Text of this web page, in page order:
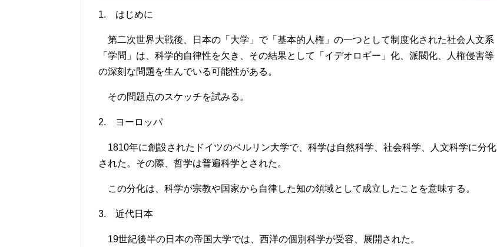
1. はじめに
第二次世界大戦後、日本の「大学」で「基本的人権」の一つとして制度化された社会人文系
「学問」は、科学的自律性を欠き、その結果として「イデオロギー」化、派閥化、人権侵害等
の深刻な問題を生んでいる可能性がある。
その問題点のスケッチを試みる。
2. ヨーロッパ
1810年に創設されたドイツのベルリン大学で、科学は自然科学、社会科学、人文科学に分化
された。その際、哲学は普遍科学とされた。
この分化は、科学が宗教や国家から自律した知の領域として成立したことを意味する。
3. 近代日本
19世紀後半の日本の帝国大学では、西洋の個別科学が受容、展開された。